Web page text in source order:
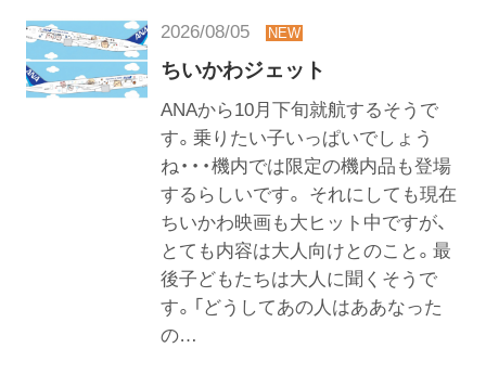
2026/08/05
ちいかわジェット
ANAから10月下旬就航するそうで
す。乗りたい子いっぱいでしょう
ね・・・機内では限定の機内品も登場
するらしいです。 それにしても現在
ちいかわ映画も大ヒット中ですが、
とても内容は大人向けとのこと。最
後子どもたちは大人に聞くそうで
す。「どうしてあの人はああなった
の…